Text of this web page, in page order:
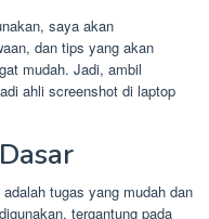
saya akan
dan tips yang akan
mudah. Jadi, ambil
ahli screenshot di laptop
tugas yang mudah dan
tergantung pada